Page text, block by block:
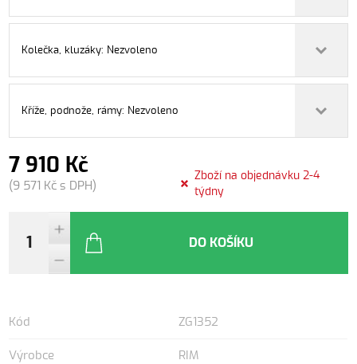
Kolečka, kluzáky: Nezvoleno
Kříže, podnože, rámy: Nezvoleno
7 910 Kč
(9 571 Kč s DPH)
Zboží na objednávku 2-4
týdny
DO KOŠÍKU
Kód ZG1352
Výrobce RIM